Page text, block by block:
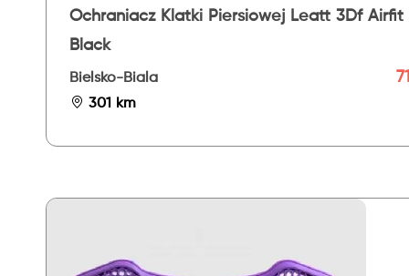
Ochraniacz Klatki Piersiowej Leatt 3Df Airfit
Black
Bielsko-Biala
301 km